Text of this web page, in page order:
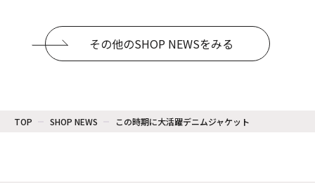
その他のSHOP NEWSをみる
TOP SHOP NEWS この時期に大活躍デニムジャケット